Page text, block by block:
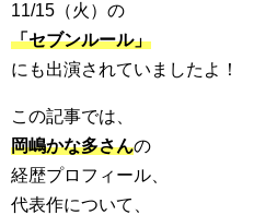
11/15（火）の
「セブンルール」
にも出演されていましたよ！
この記事では、
岡嶋かな多さんの
経歴プロフィール、
代表作について、